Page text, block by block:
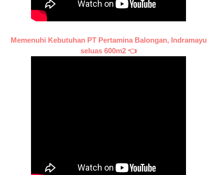
Memenuhi Kebutuhan PT Pertamina Balongan, Indramayu
seluas 600m2 👈